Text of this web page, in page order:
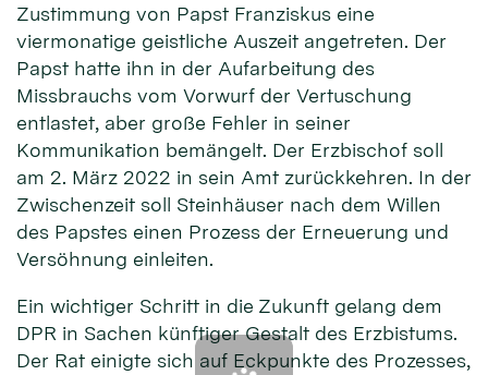
Zustimmung von Papst Franziskus eine
viermonatige geistliche Auszeit angetreten. Der
Papst hatte ihn in der Aufarbeitung des
Missbrauchs vom Vorwurf der Vertuschung
entlastet, aber große Fehler in seiner
Kommunikation bemängelt. Der Erzbischof soll
am 2. März 2022 in sein Amt zurückkehren. In der
Zwischenzeit soll Steinhäuser nach dem Willen
des Papstes einen Prozess der Erneuerung und
Versöhnung einleiten.
Ein wichtiger Schritt in die Zukunft gelang dem
DPR in Sachen künftiger Gestalt des Erzbistums.
Der Rat einigte sich auf Eckpunkte des Prozesses,